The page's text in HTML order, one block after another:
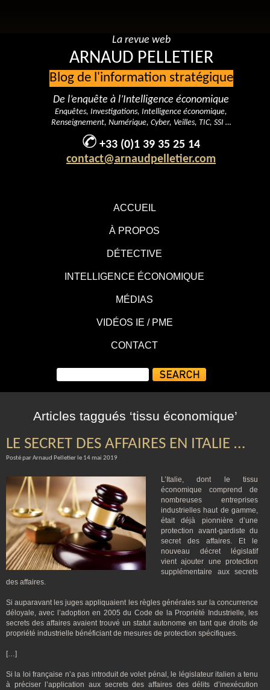
ACCUEIL
À PROPOS
DÉTECTIVE
INTELLIGENCE ÉCONOMIQUE
MÉDIAS
VIDÉOS IE / PME
CONTACT
La revue web
ARNAUD PELLETIER
Blog de l'information stratégique
De l’enquête à l’Intelligence économique
Enquêtes, Investigations, Intelligence économique,
Renseignement, Numérique, Cyber, Veilles, TIC, SSI …
+33 (0)1 39 35 25 14
contact@arnaudpelletier.com
Articles taggués ‘tissu économique’
LE SECRET DES AFFAIRES EN ITALIE …
Posté par Arnaud Pelletier le 14 mai 2019
L’Italie, dont le tissu
économique comprend de
nombreuses entreprises
industrielles haut de gamme,
était déjà pionnière d’une
protection avant-gardiste du
secret des affaires. Et le
nouveau décret législatif
vient ajouter une protection
supplémentaire aux secrets
des affaires.
Si auparavant les juges appliquaient les règles générales sur la concurrence
déloyale, avec l’adoption en 2005 du Code de la Propriété Industrielle, les
secrets des affaires avaient trouvé un statut autonome en tant que droits de
propriété industrielle bénéficiant de mesures de protection spécifiques.
[…]
Si la loi française n’a pas introduit de volet pénal, le législateur italien a tenu
à préciser l’application aux secrets des affaires des délits d’inexécution